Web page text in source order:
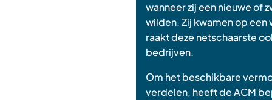
wanneer zij een nieuwe of
wilden. Zij kwamen op een
raakt deze netschaarste
bedrijven.
Om het beschikbare
verdelen, heeft de ACM